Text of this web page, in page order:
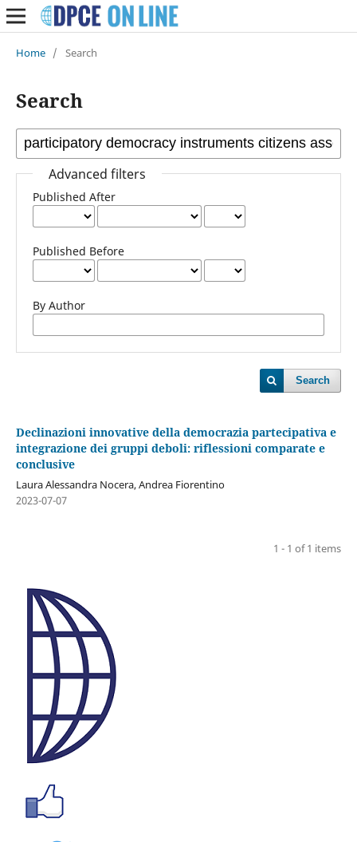
Home / Search
Search
Advanced filters
Published After
Published Before
By Author
Search
Declinazioni innovative della democrazia partecipativa e
integrazione dei gruppi deboli: riflessioni comparate e
conclusive
Laura Alessandra Nocera, Andrea Fiorentino
2023-07-07
1 - 1 of 1 items